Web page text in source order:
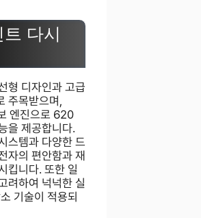
다시
형 디자인과 고급
주목받으며,
엔진으로 620
을 제공합니다.
스템과 다양한 드
자의 편안함과 재
킵니다. 또한 일
려하여 넉넉한 실
기술이 적용되